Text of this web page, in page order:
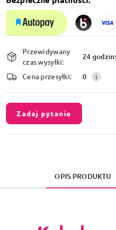
Dostępność
i
dostawa
Przewidywany
czas wysyłki:
24
Cena przesyłki: 0
Zadaj pytanie
OPIS PRODUKTU